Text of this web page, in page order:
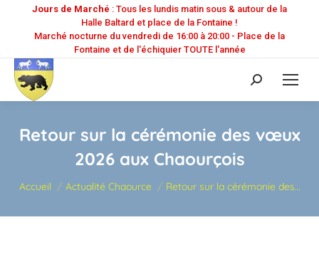
Jours de Marché : Tous les lundis matin sous & autour de la
Halle Baltard et place de la Fontaine !
Marché nocturne du vendredi de 16:00 à 20:00 - Place de la
Fontaine et de l'échiquier TOUTE l'année
Recherche
:
Retour sur la cérémonie des vœux
2026 aux Chaourçois
Vous êtes ici :
Accueil Actualité Chaource Retour sur la cérémonie des…